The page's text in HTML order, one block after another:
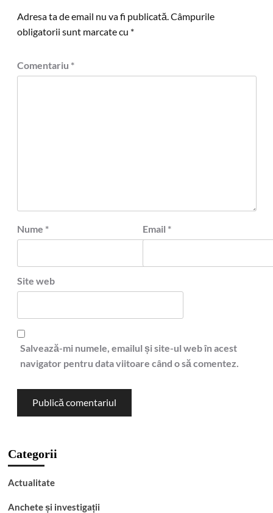
Adresa ta de email nu va fi publicată. Câmpurile
obligatorii sunt marcate cu *
Comentariu *
Nume * Email *
Site web
Salvează-mi numele, emailul și site-ul web în acest
navigator pentru data viitoare când o să comentez.
Categorii
Actualitate
Anchete și investigații